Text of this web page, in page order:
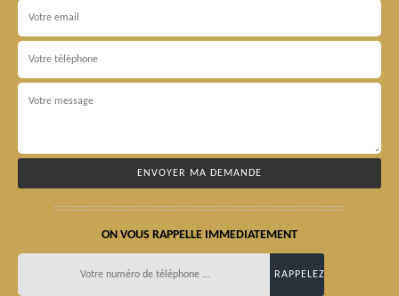
ON VOUS RAPPELLE IMMEDIATEMENT